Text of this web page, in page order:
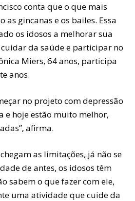
conta que o que mais
as gincanas e os bailes. Essa
os idosos a melhorar sua
da saúde e participar no
Miers, 64 anos, participa
anos.
no projeto com depressão
e hoje estão muito melhor,
afirma.
as limitações, já não se
de antes, os idosos têm
sabem o que fazer com ele,
uma atividade que cuide da